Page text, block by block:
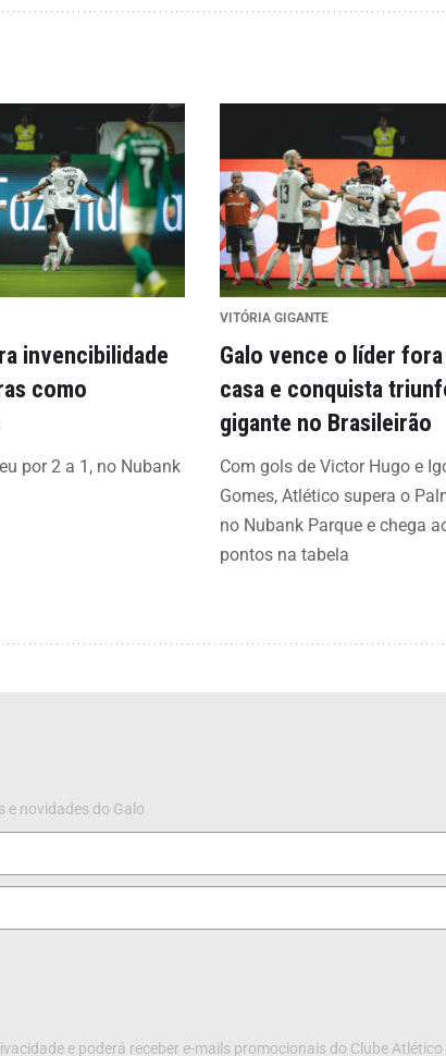
invencibilidade
como
por 2 a 1, no Nubank
VITÓRIA GIGANTE
Galo vence o líder fora
casa e conquista
gigante no Brasileirão
Com gols de Victor Hugo e
Gomes, Atlético supera o
no Nubank Parque e chega
pontos na tabela
e novidades do Galo
e poderá receber e-mails promocionais do Clube Atlético